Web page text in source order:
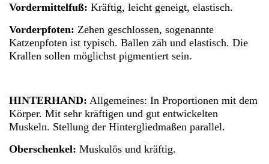
Vordermittelfuß: Kräftig, leicht geneigt, elastisch.
Vorderpfoten: Zehen geschlossen, sogenannte
Katzenpfoten ist typisch. Ballen zäh und elastisch. Die
Krallen sollen möglichst pigmentiert sein.
HINTERHAND: Allgemeines: In Proportionen mit dem
Körper. Mit sehr kräftigen und gut entwickelten
Muskeln. Stellung der Hintergliedmaßen parallel.
Oberschenkel: Muskulös und kräftig.